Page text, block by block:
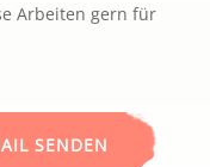
Arbeiten gern für
SENDEN